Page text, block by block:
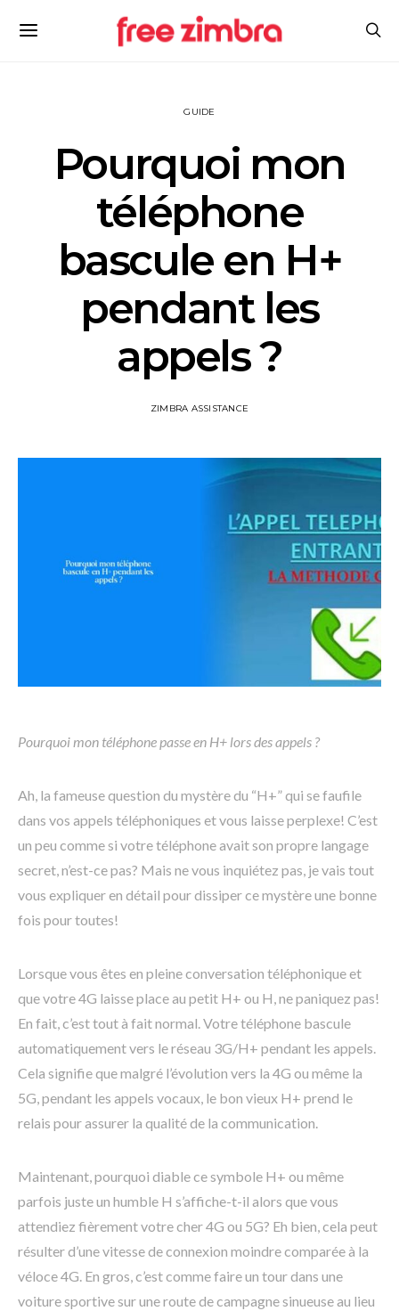
GUIDE
Pourquoi mon
téléphone
bascule en H+
pendant les
appels ?
ZIMBRA ASSISTANCE
Pourquoi mon téléphone passe en H+ lors des appels ?
Ah, la fameuse question du mystère du “H+” qui se faufile
dans vos appels téléphoniques et vous laisse perplexe! C’est
un peu comme si votre téléphone avait son propre langage
secret, n’est-ce pas? Mais ne vous inquiétez pas, je vais tout
vous expliquer en détail pour dissiper ce mystère une bonne
fois pour toutes!
Lorsque vous êtes en pleine conversation téléphonique et
que votre 4G laisse place au petit H+ ou H, ne paniquez pas!
En fait, c’est tout à fait normal. Votre téléphone bascule
automatiquement vers le réseau 3G/H+ pendant les appels.
Cela signifie que malgré l’évolution vers la 4G ou même la
5G, pendant les appels vocaux, le bon vieux H+ prend le
relais pour assurer la qualité de la communication.
Maintenant, pourquoi diable ce symbole H+ ou même
parfois juste un humble H s’affiche-t-il alors que vous
attendiez fièrement votre cher 4G ou 5G? Eh bien, cela peut
résulter d’une vitesse de connexion moindre comparée à la
véloce 4G. En gros, c’est comme faire un tour dans une
voiture sportive sur une route de campagne sinueuse au lieu